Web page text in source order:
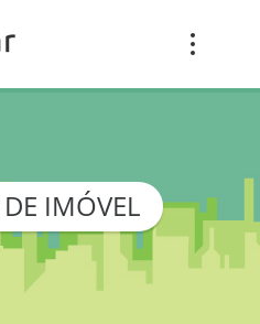
IMÓVEL